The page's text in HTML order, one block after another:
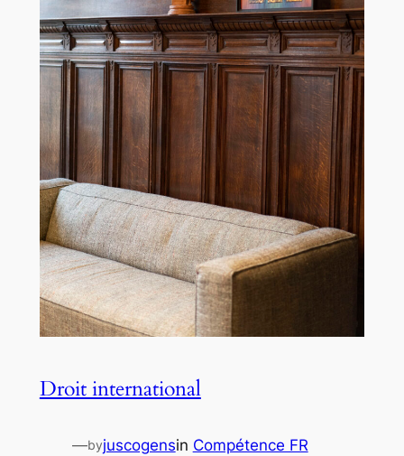
Droit international
—byjuscogensin Compétence FR